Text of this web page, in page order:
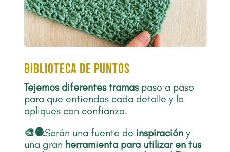
biblioteca de puntos
Tejemos diferentes tramas paso a paso
para que entiendas cada detalle y lo
apliques con confianza.
🎨🧶Serán una fuente de inspiracióny
una gran herramienta para utilizar en tus